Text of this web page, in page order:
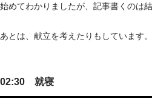
始めてわかりましたが、記事書くのは
あとは、献立を考えたりもしています。
02:30 就寝